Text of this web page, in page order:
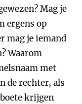
Mag je
ergens op
mag je iemand
Waarom
met
de rechter, als
krijgen